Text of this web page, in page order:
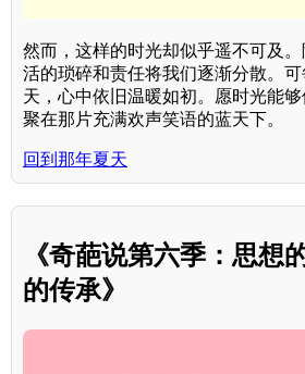
然而，这样的时光却似乎遥不可及
活的琐碎和责任将我们逐渐分散。
天，心中依旧温暖如初。愿时光能
聚在那片充满欢声笑语的蓝天下。
回到那年夏天
《奇葩说第六季：思想
的传承》